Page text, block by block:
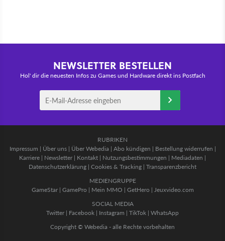
NEWSLETTER BESTELLEN
Hol' dir die neuesten Infos zu Games und Hardware direkt ins Postfach
RUBRIKEN
Impressum | Über uns| Über Webedia | Abo kündigen | Bestellung widerrufen |
Karriere | Newsletter | Kontakt | Nutzungsbestimmungen | Mediadaten |
Datenschutzerklärung | Cookies & Tracking | Transparenzbericht
MEDIENGRUPPE
GameStar| GamePro | Mein MMO | GetHero | Jeuxvideo.com
SOCIAL MEDIA
Twitter | Facebook | Instagram | TikTok | WhatsApp
Copyright © Webedia - alle Rechte vorbehalten